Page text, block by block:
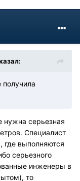
получила
нужна серьезная
Специалист
где выполняются
серьезного
инженеры в
то